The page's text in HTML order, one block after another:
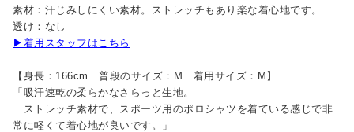
素材：汗じみしにくい素材。ストレッチもあり楽な着心地です。
透け：なし
▶着用スタッフはこちら
【身長：166cm 普段のサイズ：M 着用サイズ：M】
「吸汗速乾の柔らかなさらっと生地。
ストレッチ素材で、スポーツ用のポロシャツを着ている感じで非
常に軽くて着心地が良いです。」